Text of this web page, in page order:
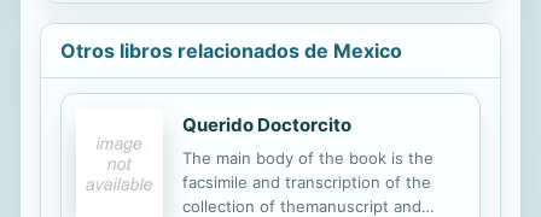
Otros libros relacionados de Mexico
Querido Doctorcito
The main body of the book is the
facsimile and transcription of the
collection of themanuscript and